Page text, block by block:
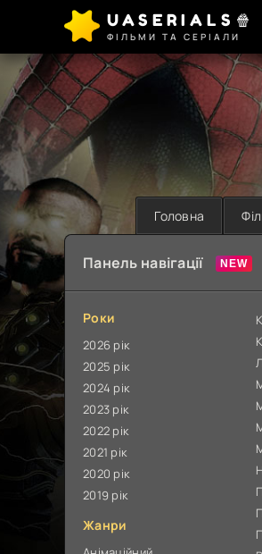
UASERIALS🍿
ФІЛЬМИ ТА СЕРІАЛИ
Головна
Панель навігації
Роки
2026 рік
2025 рік
2024 рік
2023 рік
2022 рік
2021 рік
2020 рік
2019 рік
Жанри